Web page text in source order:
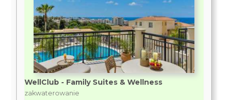
WellClub - Family Suites & Wellness
zakwaterowanie